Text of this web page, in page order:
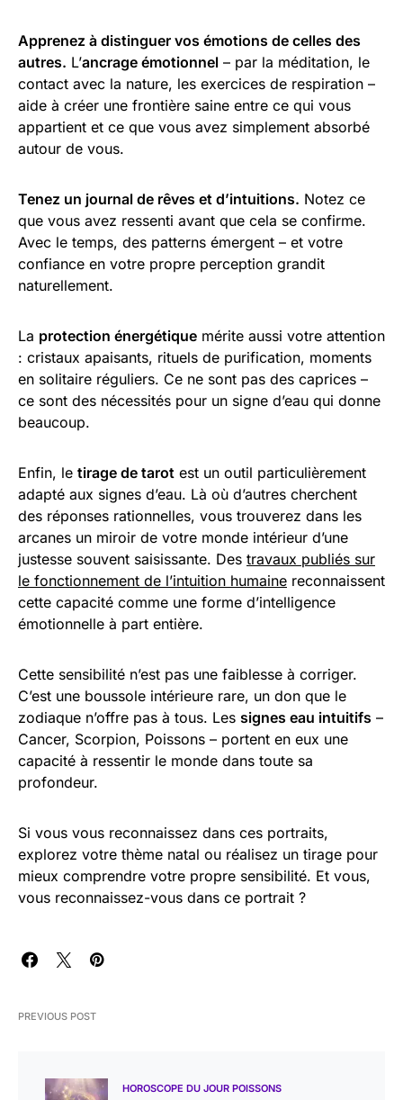
Apprenez à distinguer vos émotions de celles des
autres. L’ancrage émotionnel – par la méditation, le
contact avec la nature, les exercices de respiration –
aide à créer une frontière saine entre ce qui vous
appartient et ce que vous avez simplement absorbé
autour de vous.
Tenez un journal de rêves et d’intuitions. Notez ce
que vous avez ressenti avant que cela se confirme.
Avec le temps, des patterns émergent – et votre
confiance en votre propre perception grandit
naturellement.
La protection énergétique mérite aussi votre attention
: cristaux apaisants, rituels de purification, moments
en solitaire réguliers. Ce ne sont pas des caprices –
ce sont des nécessités pour un signe d’eau qui donne
beaucoup.
Enfin, le tirage de tarot est un outil particulièrement
adapté aux signes d’eau. Là où d’autres cherchent
des réponses rationnelles, vous trouverez dans les
arcanes un miroir de votre monde intérieur d’une
justesse souvent saisissante. Des travaux publiés sur
le fonctionnement de l’intuition humaine reconnaissent
cette capacité comme une forme d’intelligence
émotionnelle à part entière.
Cette sensibilité n’est pas une faiblesse à corriger.
C’est une boussole intérieure rare, un don que le
zodiaque n’offre pas à tous. Les signes eau intuitifs –
Cancer, Scorpion, Poissons – portent en eux une
capacité à ressentir le monde dans toute sa
profondeur.
Si vous vous reconnaissez dans ces portraits,
explorez votre thème natal ou réalisez un tirage pour
mieux comprendre votre propre sensibilité. Et vous,
vous reconnaissez-vous dans ce portrait ?
PREVIOUS POST
HOROSCOPE DU JOUR POISSONS